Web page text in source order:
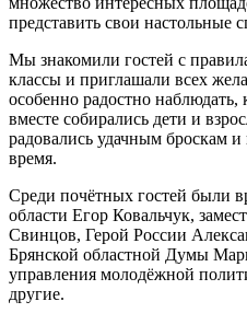
представить свои настольные
Мы знакомили гостей с
классы и приглашали всех
особенно радостно
вместе собирались дети и
радовались удачным броскам
время.
Среди почётных гостей были
области Егор Ковальчук,
Свинцов, Герой России
Брянской областной Думы
управления молодёжной
другие.